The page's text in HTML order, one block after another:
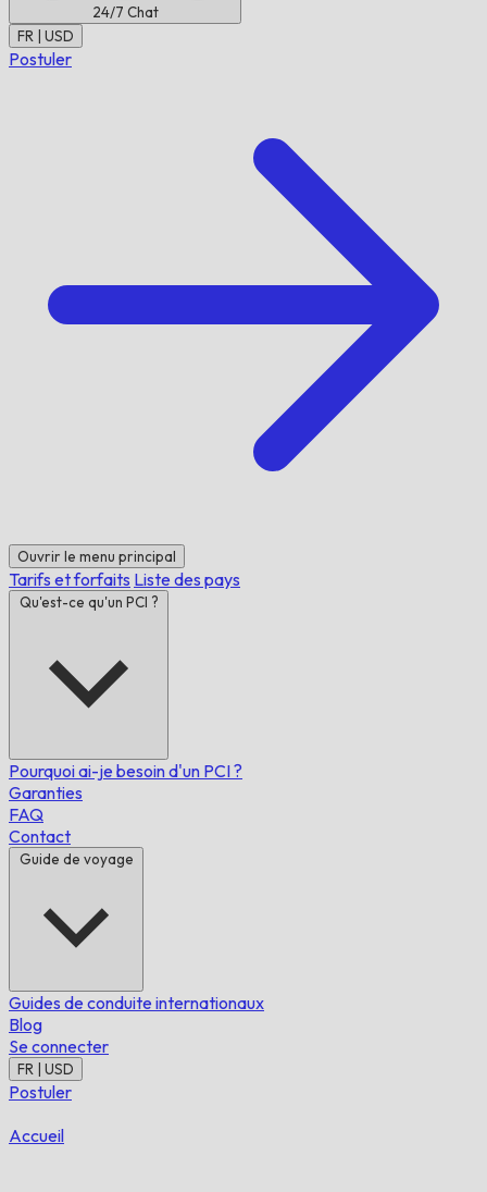
24/7 Chat
FR | USD
Postuler
Ouvrir le menu principal
Tarifs et forfaits Liste des pays
Qu'est-ce qu'un PCI ?
Pourquoi ai-je besoin d'un PCI ?
Garanties
FAQ
Contact
Guide de voyage
Guides de conduite internationaux
Blog
Se connecter
FR | USD
Postuler
Accueil